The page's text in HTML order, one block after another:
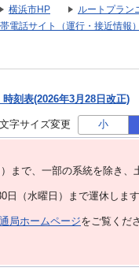
横浜市HP ルートプラン
電話サイト（運行・接近情報）
時刻表(2026年3月28日改正)
文字サイズ変更 小
まで、⼀部の系統を除き、
（水曜日）まで運休します
局ホームページをご覧くだ